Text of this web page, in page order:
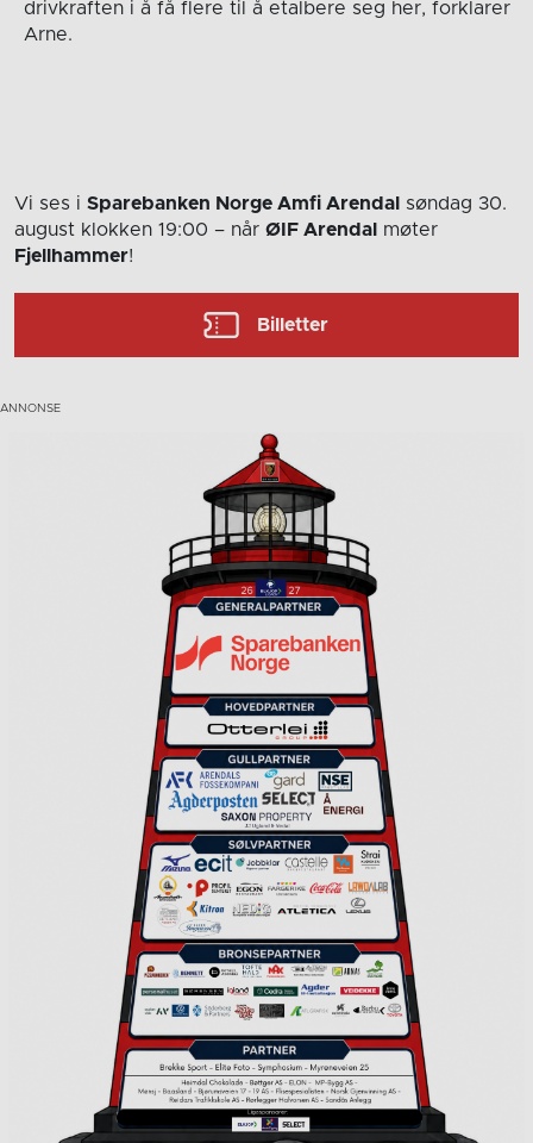
drivkraften i å få flere til å etalbere seg her, forklarer
Arne.
Vi ses i Sparebanken Norge Amfi Arendal
søndag 30.
august klokken 19:00 – når ØIF Arendal
møter
Fjellhammer!
Billetter